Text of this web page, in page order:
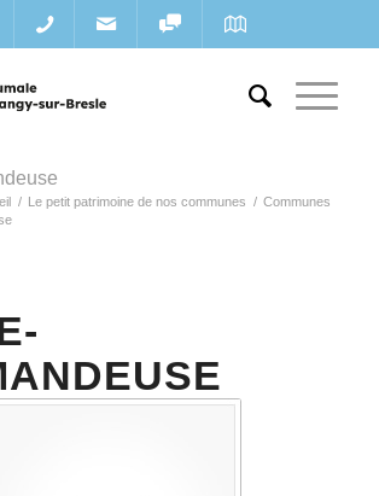
/ Le petit patrimoine de nos communes / Communes